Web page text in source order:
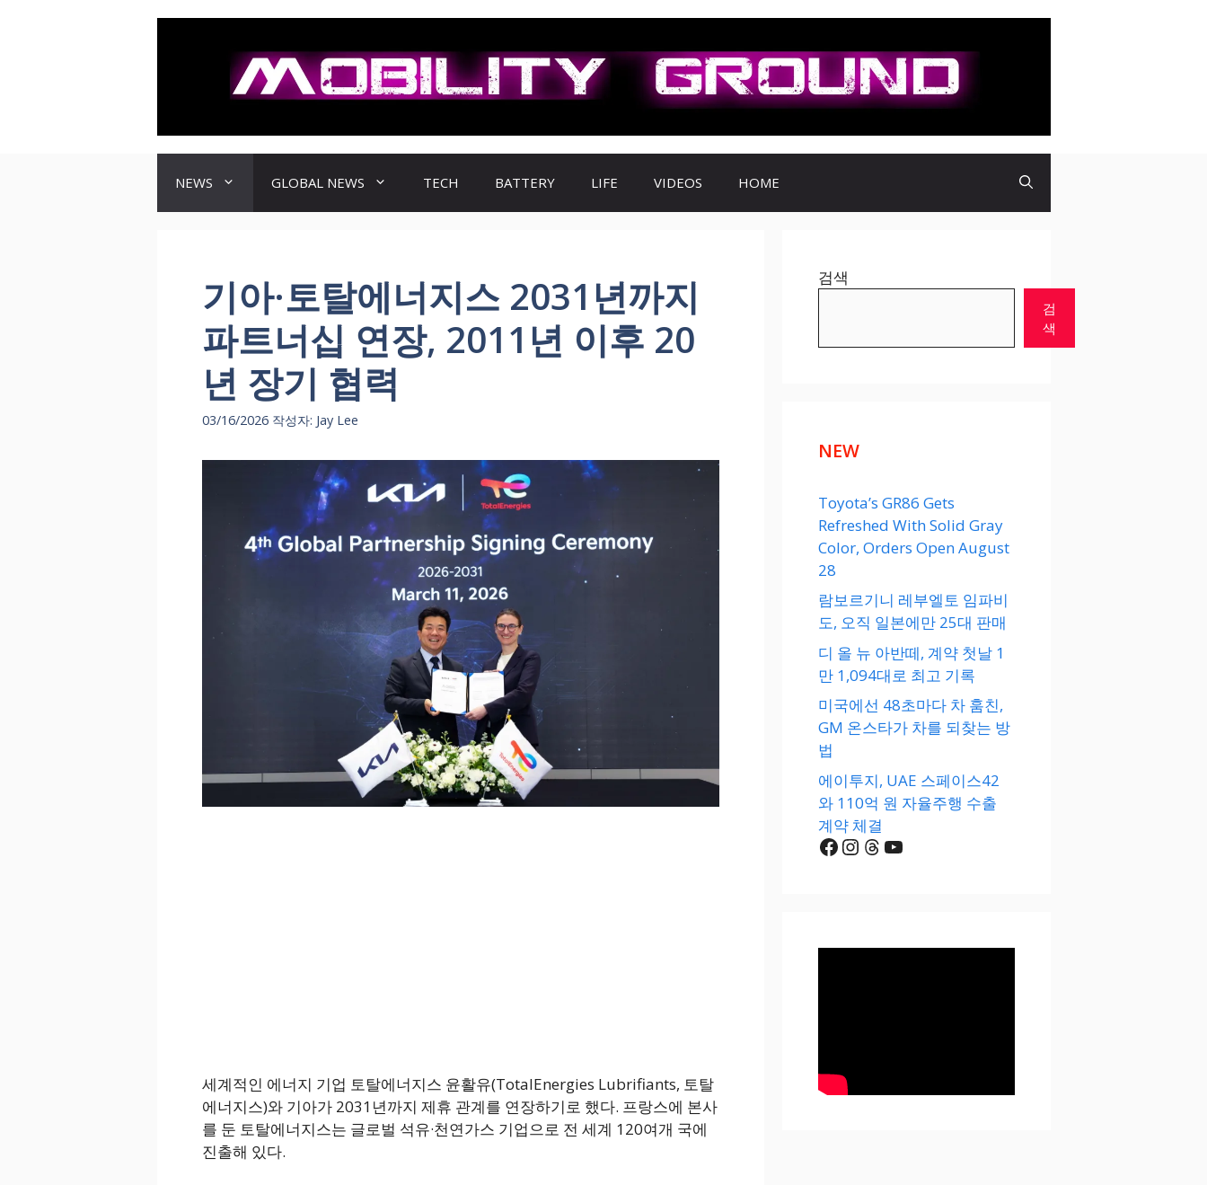
NEWS GLOBAL NEWS TECH BATTERY LIFE VIDEOS HOME
기아·토탈에너지스 2031년까지
파트너십 연장, 2011년 이후 20
년 장기 협력
03/16/2026 작성자: Jay Lee
세계적인 에너지 기업 토탈에너지스 윤활유(TotalEnergies Lubrifiants, 토탈
에너지스)와 기아가 2031년까지 제휴 관계를 연장하기로 했다. 프랑스에 본사
를 둔 토탈에너지스는 글로벌 석유·천연가스 기업으로 전 세계 120여개 국에
진출해 있다.
검색
검
색
NEW
Toyota’s GR86 Gets
Refreshed With Solid Gray
Color, Orders Open August
28
람보르기니 레부엘토 임파비
도, 오직 일본에만 25대 판매
디 올 뉴 아반떼, 계약 첫날 1
만 1,094대로 최고 기록
미국에선 48초마다 차 훔친,
GM 온스타가 차를 되찾는 방
법
에이투지, UAE 스페이스42
와 110억 원 자율주행 수출
계약 체결
Facebook
Instagram
Threads
YouTube